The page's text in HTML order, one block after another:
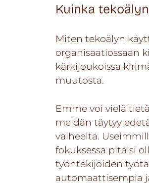
Kuinka
Miten tekoälyn
organisaatiossaan
kärkijoukoissa
muutosta.
Emme voi vielä
meidän täytyy
vaiheelta.
fokuksessa pitäisi
työntekijöiden
automaattisempia